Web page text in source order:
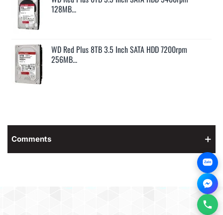
128MB...
WD Red Plus 8TB 3.5 Inch SATA HDD 7200rpm
256MB...
Comments
Zalo